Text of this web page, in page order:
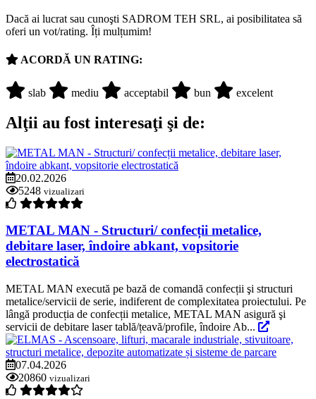
Dacă ai lucrat sau cunoşti SADROM TEH SRL, ai posibilitatea să
oferi un vot/rating. Îți mulțumim!
ACORDĂ UN RATING:
slab mediu acceptabil bun excelent
Alţii au fost interesaţi şi de:
20.02.2026
5248 vizualizari
METAL MAN - Structuri/ confecții metalice,
debitare laser, îndoire abkant, vopsitorie
electrostatică
METAL MAN execută pe bază de comandă confecții şi structuri
metalice/servicii de serie, indiferent de complexitatea proiectului. Pe
lângă producția de confecții metalice, METAL MAN asigură şi
servicii de debitare laser tablă/țeavă/profile, îndoire Ab...
07.04.2026
20860 vizualizari